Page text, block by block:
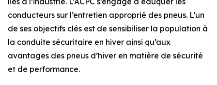
conducteurs sur l’entretien approprié des pneus. L’un
de ses objectifs clés est de sensibiliser la population à
la conduite sécuritaire en hiver ainsi qu’aux
avantages des pneus d’hiver en matière de sécurité
et de performance.